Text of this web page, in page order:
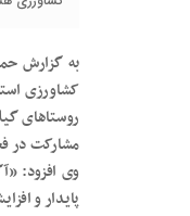
به گزارش
کشاورزی
روستاهای
مشارکت در
وی افزود:
پایدار و